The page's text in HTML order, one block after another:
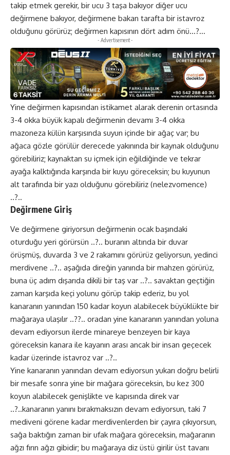
takip etmek gerekir, bir ucu 3 taşa bakıyor diğer ucu
değirmene bakıyor, değirmene bakan tarafta bir istavroz
olduğunu görürüz; değirmen kapısının dört adım önü…?…
- Advertisement -
Yine değirmen kapısından istikamet alarak derenin ortasında
3-4 okka büyük kapalı değirmenin devamı 3-4 okka
mazoneza külün karşısında suyun içinde bir ağaç var; bu
ağaca gözle görülür derecede yakınında bir kaynak olduğunu
görebiliriz; kaynaktan su içmek için eğildiğinde ve tekrar
ayağa kalktığında karşında bir kuyu göreceksin; bu kuyunun
alt tarafında bir yazı olduğunu görebiliriz (nelezvomence)
..?..
Değirmene Giriş
Ve değirmene giriyorsun değirmenin ocak başındaki
oturduğu yeri görürsün ..?.. buranın altında bir duvar
örüşmüş, duvarda 3 ve 2 rakamını görürüz geliyorsun, yedinci
merdivene ..?.. aşağıda direğin yanında bir mahzen görürüz,
buna üç adım dışarıda dikili bir taş var ..?.. savaktan geçtiğin
zaman karşıda keçi yolunu görüp takip ederiz, bu yol
kanaranın yanından 150 kadar koyun alabilecek büyüklükte bir
mağaraya ulaşılır ..??.. oradan yine kanaranın yanından yoluna
devam ediyorsun ilerde minareye benzeyen bir kaya
göreceksin kanara ile kayanın arası ancak bir insan geçecek
kadar üzerinde istavroz var ..?..
Yine kanaranın yanından devam ediyorsun yukarı doğru belirli
bir mesafe sonra yine bir mağara göreceksin, bu kez 300
koyun alabilecek genişlikte ve kapısında direk var
..?..kanaranın yanını bırakmaksızın devam ediyorsun, taki 7
mediveni görene kadar merdivenlerden bir çayıra çıkıyorsun,
sağa baktığın zaman bir ufak mağara göreceksin, mağaranın
ağzı fırın ağzı gibidir; bu mağaraya diz üstü girilir üst tavanı